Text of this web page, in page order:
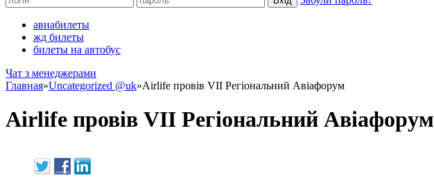
авиабилеты
жд билеты
билеты на автобус
Чат з менеджерами
Главная»Uncategorized @uk»Airlife провів VII Регіональний Авіафорум
Airlife провів VII Регіональний Авіафорум